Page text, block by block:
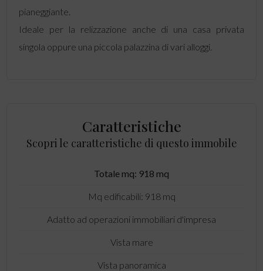
pianeggiante.
Ideale per la relizzazione anche di una casa privata
singola oppure una piccola palazzina di vari alloggi.
Caratteristiche
Scopri le caratteristiche di questo immobile
Totale mq: 918 mq
Mq edificabili: 918 mq
Adatto ad operazioni immobiliari d'impresa
Vista mare
Vista panoramica